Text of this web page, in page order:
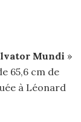
Mundi »
65,6 cm de
à Léonard